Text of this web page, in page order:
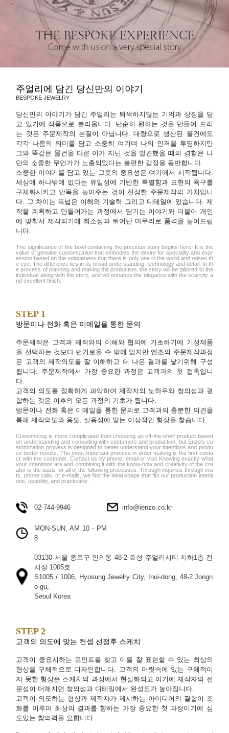
주얼리에 담긴 당신만의 이야기
BESPOKE JEWELRY
당신만의 이야기가 담긴 주얼리는 퇴색하지않는 기억과 상징을 담
고 있기에 작품으로 불리웁니다. 단순히 원하는 것을 만들어 드리
는 것은 주문제작의 본질이 아닙니다. 대량으로 생산된 물건에도
각각 나름의 의미를 담고 소중히 여기며 나의 인격을 투영하지만
그와 똑같은 물건을 다른 이가 지닌 것을 발견했을 때의 경험은 나
만의 소중한 무언가가 노출되었다는 불편한 감정을 동반합니다.
소중한 이야기를 담고 있는 그릇의 중요성은 여기에서 시작됩니다.
세상에 하나밖에 없다는 유일성에 기반한 특별함과 표현의 욕구를
구체화시키고 안목을 높여주는 것이 진정한 주문제작의 가치입니
다. 그 차이는 폭넓은 이해와 기술력 그리고 디테일에 있습니다. 제
작을 계획하고 만들어가는 과정에서 담기는 이야기와 더불어 개인
에 맞춰서 제작되기에 희소성과 뛰어난 마무리로 품격을 높여드립
니다.
The significance of the bowl containing the precious story begins here. It is the
value of genuine customization that embodies the desire for speciality and expr
ession based on the uniqueness that there is only one in the world and raises th
e eye. The difference lies in its broad understanding, technology and detail. In th
e process of planning and making the production, the story will be tailored to the
individual along with the story, and will enhance the elegance with the scarcity a
nd excellent finish.
STEP 1
방문이나 전화 혹은 이메일을 통한 문의
주문제작은 고객과 제작와의 이해와 협의에 기초하기에 기성제품
을 선택하는 것보다 번거로울 수 밖에 없지만 엔조의 주문제작과정
은 고객의 제작의도를 잘 이해하고 더 나은 결과를 낳기위해 구성
됩니다. 주문제작에서 가장 중요한 과정은 고객과의 첫 접촉입니
다.
고객의 의도를 정확하게 파악하여 제작자의 노하우와 창의성과 결
합하는 것은 이후의 모든 과정의 기초가 됩니다.
방문이나 전화 혹은 이메일을 통한 문의로 고객과의 충분한 의견을
통해 제작의도와 용도, 실용성에 맞는 이상적인 형상을 찾습니다.
Customizing is more complicated than choosing an off-the-shelf product based
on understanding and consulting with customers and production, but Enzo's cu
stomization process is designed to better understand your intentions and produ
ce better results. The most important process in order making is the first conta
ct with the customer. Contact us by phone, email or visit Knowing exactly what
your intentions are and combining it with the know-how and creativity of the cre
ator is the basis for all of the following processes. Through inquiries through visi
ts, phone calls, or e-mails, we find the ideal shape that fits our production intenti
ons, usability, and practicality.
02-744-9946 info@ienzo.co.kr
MON-SUN, AM 10 - PM
8
03130 서울 종로구 인의동 48-2 효성 주얼리시티 지하1층 전
시장 1005호
S1005 / 1006, Hyosung Jewelry City, Inui-dong, 48-2 Jongn
o-gu,
Seoul Korea
STEP 2
고객의 의도에 맞는 컨셉 선정후 스케치
고객이 중요시하는 포인트를 찾고 이를 잘 표현할 수 있는 최상의
형상을 구체적으로 디자인합니다. 고객의 머릿속에 있는 구체적이
지 못한 형상은 스케치의 과정에서 현실화되고 여기에 제작자의 전
문성이 더해지면 창의성과 디테일에서 완성도가 높아집니다.
고객이 의도하는 형상과 제작자가 제시하는 아이디어의 결합이 조
화를 이루며 최상의 결과를 향하는 가장 중요한 첫 과정이기에 심
도있는 창의력을 요합니다.